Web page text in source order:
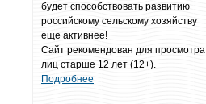
будет способствовать развитию
российскому сельскому хозяйству
еще активнее!
Сайт рекомендован для просмотра
лиц старше 12 лет (12+).
Подробнее